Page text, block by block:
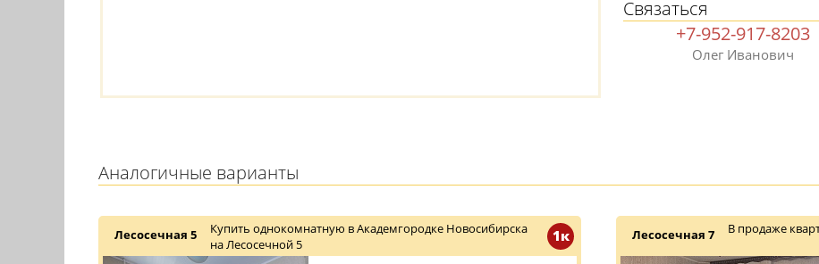
Связаться
+7-952-917-8203
Олег Иванович
Аналогичные варианты
1к
Лесосечная 5
Купить однокомнатную в Академгородке Новосибирска
на Лесосечной 5
Лесосечная 7 В продаже